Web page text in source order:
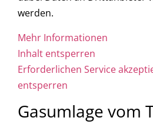
werden.
Mehr Informationen
Inhalt entsperren
Erforderlichen Service
entsperren
Gasumlage vom